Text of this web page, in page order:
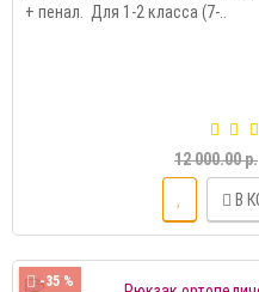
+ пенал. Для 1-2 класса (7-..
12 000.00 р.
В
-35 %